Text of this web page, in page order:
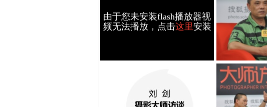
由于您未安装flash播放器视
频无法播放，点击这里安装